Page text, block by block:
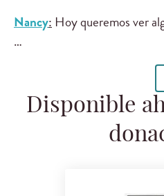
Nancy: Hoy queremos ver
…
Disponible